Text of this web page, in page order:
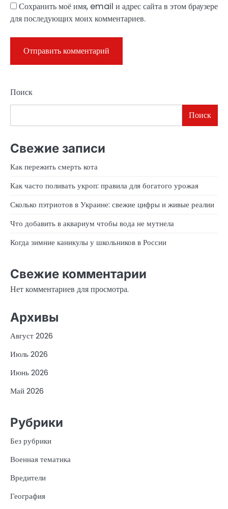
Сохранить моё имя, email и адрес сайта в этом браузере
для последующих моих комментариев.
Поиск
Поиск
Свежие записи
Как пережить смерть кота
Как часто поливать укроп: правила для богатого урожая
Сколько пэтриотов в Украине: свежие цифры и живые реалии
Что добавить в аквариум чтобы вода не мутнела
Когда зимние каникулы у школьников в России
Свежие комментарии
Нет комментариев для просмотра.
Архивы
Август 2026
Июль 2026
Июнь 2026
Май 2026
Рубрики
Без рубрики
Военная тематика
Вредители
География